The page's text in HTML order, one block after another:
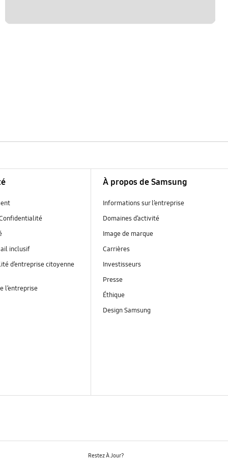
inclusif
d’entreprise citoyenne
l’entreprise
À propos de Samsung
Informations sur l’entreprise
Domaines d’activité
Image de marque
Carrières
Investisseurs
Presse
Éthique
Design Samsung
Restez À Jour?